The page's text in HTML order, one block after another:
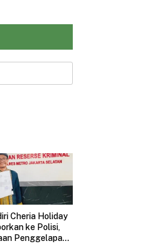
Pererat Silaturahmi dan
Perkenalkan Pengurus Baru,
GEKRAFS (Gerakan Ekonomi
Kreatif Nasional) Jawa Barat
Gelar Halal Bihalal
Cheria Holiday
ke Polisi,
Penggelapan